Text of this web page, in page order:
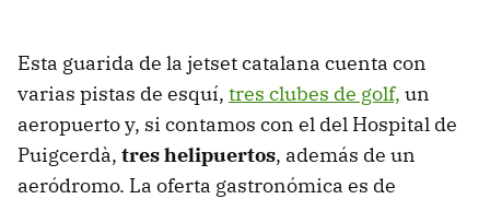
Esta guarida de la jetset catalana cuenta con
varias pistas de esquí, tres clubes de golf, un
aeropuerto y, si contamos con el del Hospital de
Puigcerdà, tres helipuertos, además de un
aeródromo. La oferta gastronómica es de